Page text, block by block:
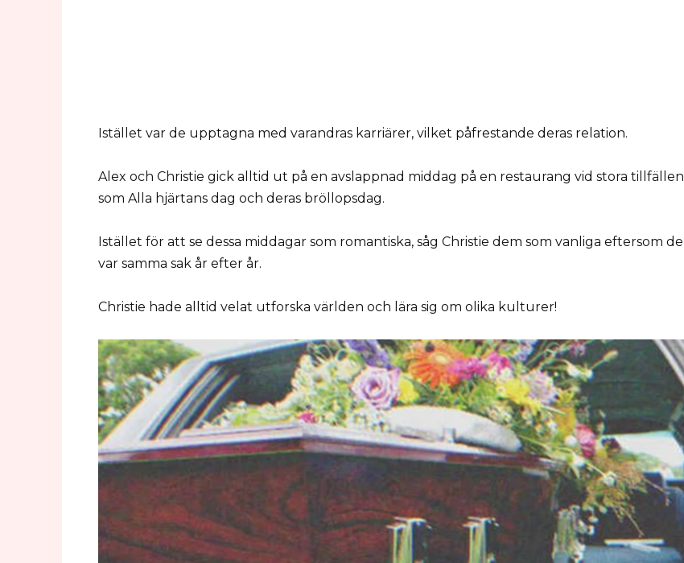
Istället var de upptagna med varandras karriärer, vilket påfrestande deras relation.
Alex och Christie gick alltid ut på en avslappnad middag på en restaurang vid stora tillfällen
som Alla hjärtans dag och deras bröllopsdag.
Istället för att se dessa middagar som romantiska, såg Christie dem som vanliga eftersom de
var samma sak år efter år.
Christie hade alltid velat utforska världen och lära sig om olika kulturer!